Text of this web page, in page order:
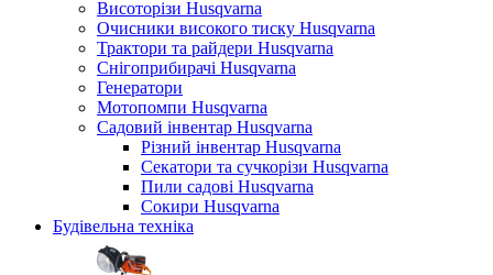
Висоторізи Husqvarna
Очисники високого тиску Husqvarna
Трактори та райдери Husqvarna
Снігоприбирачі Husqvarna
Генератори
Мотопомпи Husqvarna
Садовий інвентар Husqvarna
Різний інвентар Husqvarna
Секатори та сучкорізи Husqvarna
Пили садові Husqvarna
Сокири Husqvarna
Будівельна техніка